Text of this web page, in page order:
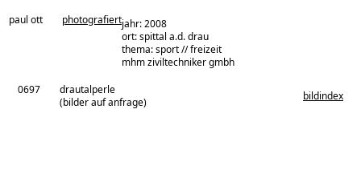
paul ott photografiertjahr: 2008
ort: spittal a.d. drau
thema: sport // freizeit
architekturbüro:
mhm ziviltechniker gmbh
0697
drautalperle
(bilder auf anfrage)
bildindex